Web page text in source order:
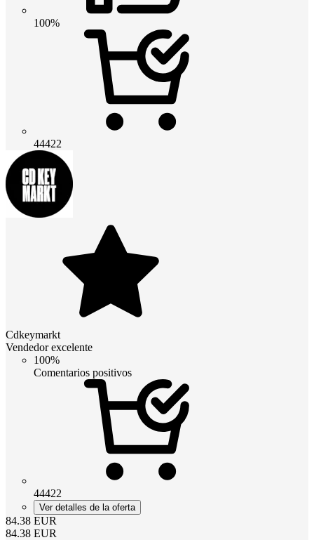
100%
44422
Cdkeymarkt
Vendedor excelente
100%
Comentarios positivos
44422
Ver detalles de la oferta
84.38 EUR
84.38 EUR